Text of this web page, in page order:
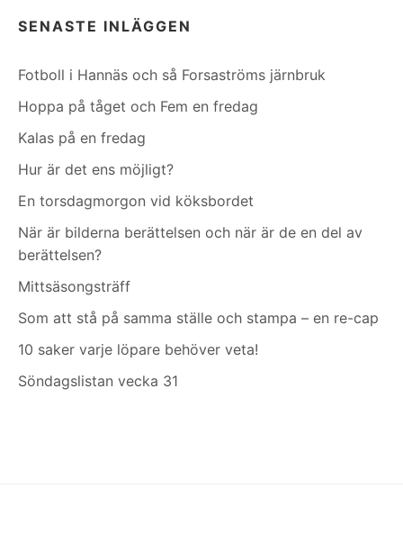
SENASTE INLÄGGEN
Fotboll i Hannäs och så Forsaströms järnbruk
Hoppa på tåget och Fem en fredag
Kalas på en fredag
Hur är det ens möjligt?
En torsdagmorgon vid köksbordet
När är bilderna berättelsen och när är de en del av
berättelsen?
Mittsäsongsträff
Som att stå på samma ställe och stampa – en re-cap
10 saker varje löpare behöver veta!
Söndagslistan vecka 31